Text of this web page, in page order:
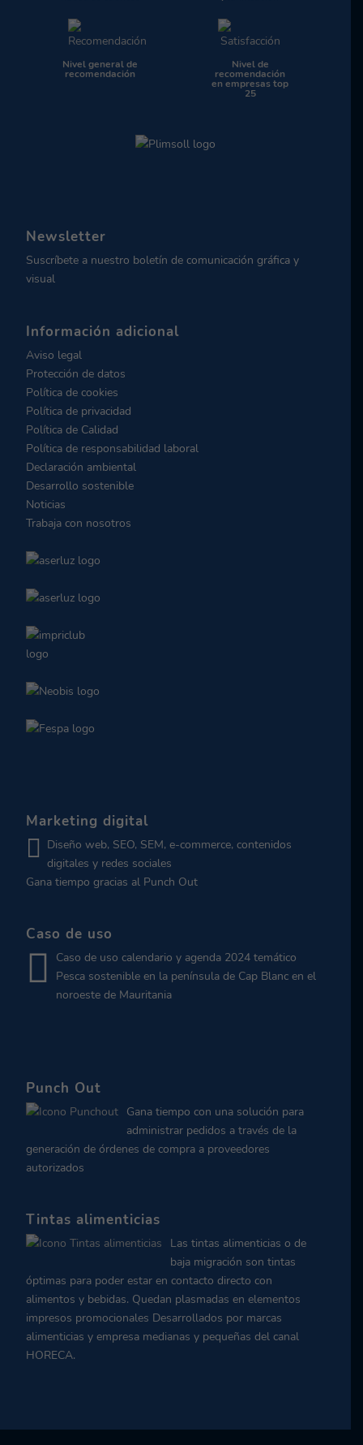
Nivel general de
recomendación
Nivel de
recomendación
en empresas top
25
Newsletter
Suscríbete a nuestro boletín de comunicación gráfica y
visual
Información adicional
Aviso legal
Protección de datos
Política de cookies
Política de privacidad
Política de Calidad
Política de responsabilidad laboral
Declaración ambiental
Desarrollo sostenible
Noticias
Trabaja con nosotros
Marketing digital
Diseño web, SEO, SEM, e-commerce, contenidos
digitales y redes sociales
Gana tiempo gracias al Punch Out
Caso de uso
Caso de uso calendario y agenda 2024 temático
Pesca sostenible en la península de Cap Blanc en el
noroeste de Mauritania
Punch Out
Gana tiempo con una solución para
administrar pedidos a través de la
generación de órdenes de compra a proveedores
autorizados
Tintas alimenticias
Las tintas alimenticias o de
baja migración son tintas
óptimas para poder estar en contacto directo con
alimentos y bebidas. Quedan plasmadas en elementos
impresos promocionales Desarrollados por marcas
alimenticias y empresa medianas y pequeñas del canal
HORECA.